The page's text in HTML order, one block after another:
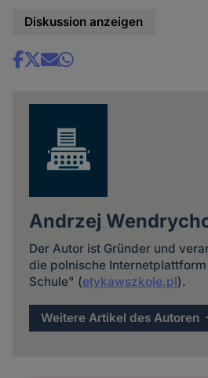
Diskussion anzeigen
Share
Andrzej
Der Autor ist Gründer und
die polnische
Schule" (etykawszkole.pl).
Weitere Artikel des Autoren